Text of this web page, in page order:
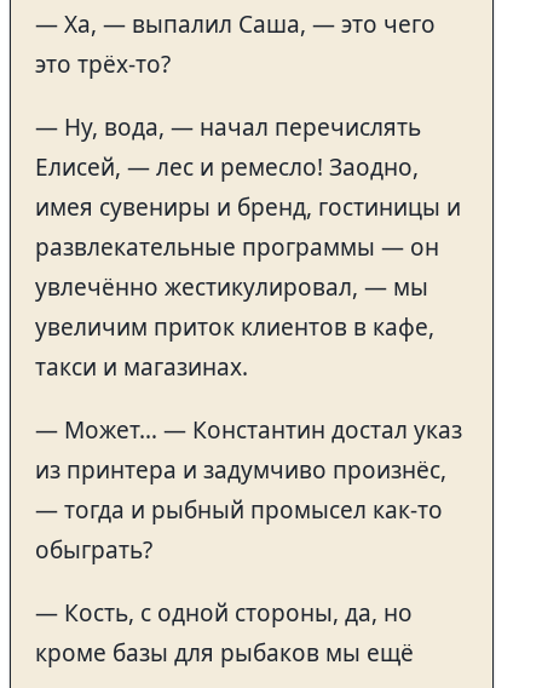
— Ха, — выпалил Саша, — это чего
это трёх-то?
— Ну, вода, — начал перечислять
Елисей, — лес и ремесло! Заодно,
имея сувениры и бренд, гостиницы и
развлекательные программы — он
увлечённо жестикулировал, — мы
увеличим приток клиентов в кафе,
такси и магазинах.
— Может… — Константин достал указ
из принтера и задумчиво произнёс,
— тогда и рыбный промысел как-то
обыграть?
— Кость, с одной стороны, да, но
кроме базы для рыбаков мы ещё